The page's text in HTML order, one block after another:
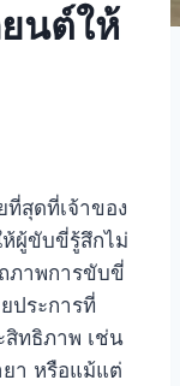
นต์ให้
สุดที่เจ้าของ
ผู้ขับขี่รู้สึกไม่
ภาพการขับขี่
ประการที่
สิทธิภาพ เช่น
า หรือแม้แต่